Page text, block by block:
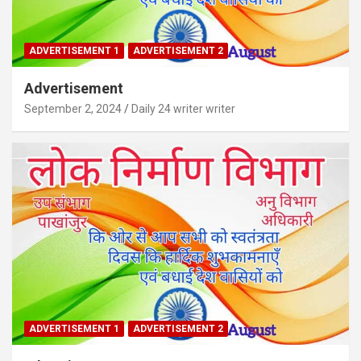
ADVERTISEMENT 1 ADVERTISEMENT 2
Advertisement
September 2, 2024 Daily 24 writer writer
ADVERTISEMENT 1 ADVERTISEMENT 2